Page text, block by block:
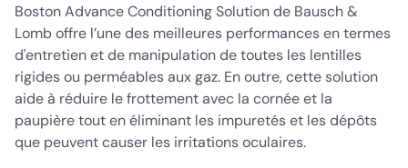
Boston Advance Conditioning Solution de Bausch &
Lomb offre l’une des meilleures performances en termes
d'entretien et de manipulation de toutes les lentilles
rigides ou perméables aux gaz. En outre, cette solution
aide à réduire le frottement avec la cornée et la
paupière tout en éliminant les impuretés et les dépôts
que peuvent causer les irritations oculaires.